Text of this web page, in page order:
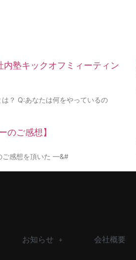
内塾キックオフミィーティン
？ Q:あなたは何をやっているの
のご感想】
感想を頂いた —&#
お知らせ 会社概要